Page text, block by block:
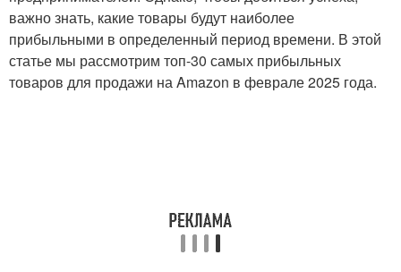
Сезонные товары
важно знать, какие товары будут наиболее
прибыльными в определенный период времени. В этой
статье мы рассмотрим топ-30 самых прибыльных
товаров для продажи на Amazon в феврале 2025 года.